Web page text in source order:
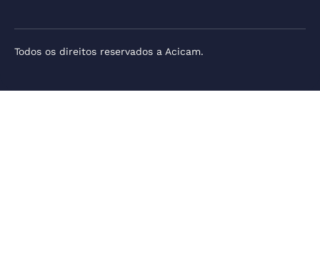
Todos os direitos reservados a Acicam.